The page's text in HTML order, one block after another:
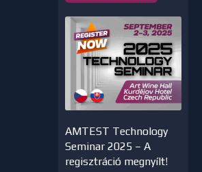
AMTEST Technology
Seminar 2025 – A
regisztráció megnyílt!